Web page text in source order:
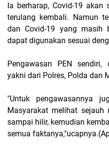
Ia berharap, Covid-19
terulang kembali. Namun
dan Covid-19 yang masih
dapat digunakan sesuai
Pengawasan PEN sendiri,
yakni dari Polres, Polda dan
"Untuk pengawasannya
Masyarakat melihat sejauh
sampai hilir, kemudian
semua